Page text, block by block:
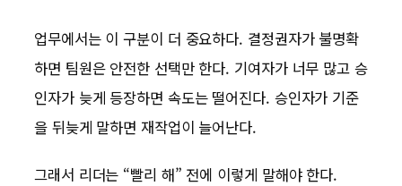
업무에서는 이 구분이 더 중요하다. 결정권자가 불명확
하면 팀원은 안전한 선택만 한다. 기여자가 너무 많고 승
인자가 늦게 등장하면 속도는 떨어진다. 승인자가 기준
을 뒤늦게 말하면 재작업이 늘어난다.
그래서 리더는 “빨리 해” 전에 이렇게 말해야 한다.